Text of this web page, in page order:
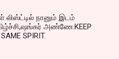
நானும் இடம்
அண்ணே.KEEP
SPIRIT.